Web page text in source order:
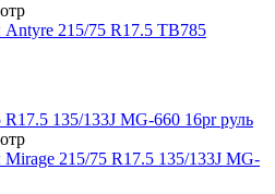
215/75 R17.5 TB785
215/75 R17.5 135/133J MG-